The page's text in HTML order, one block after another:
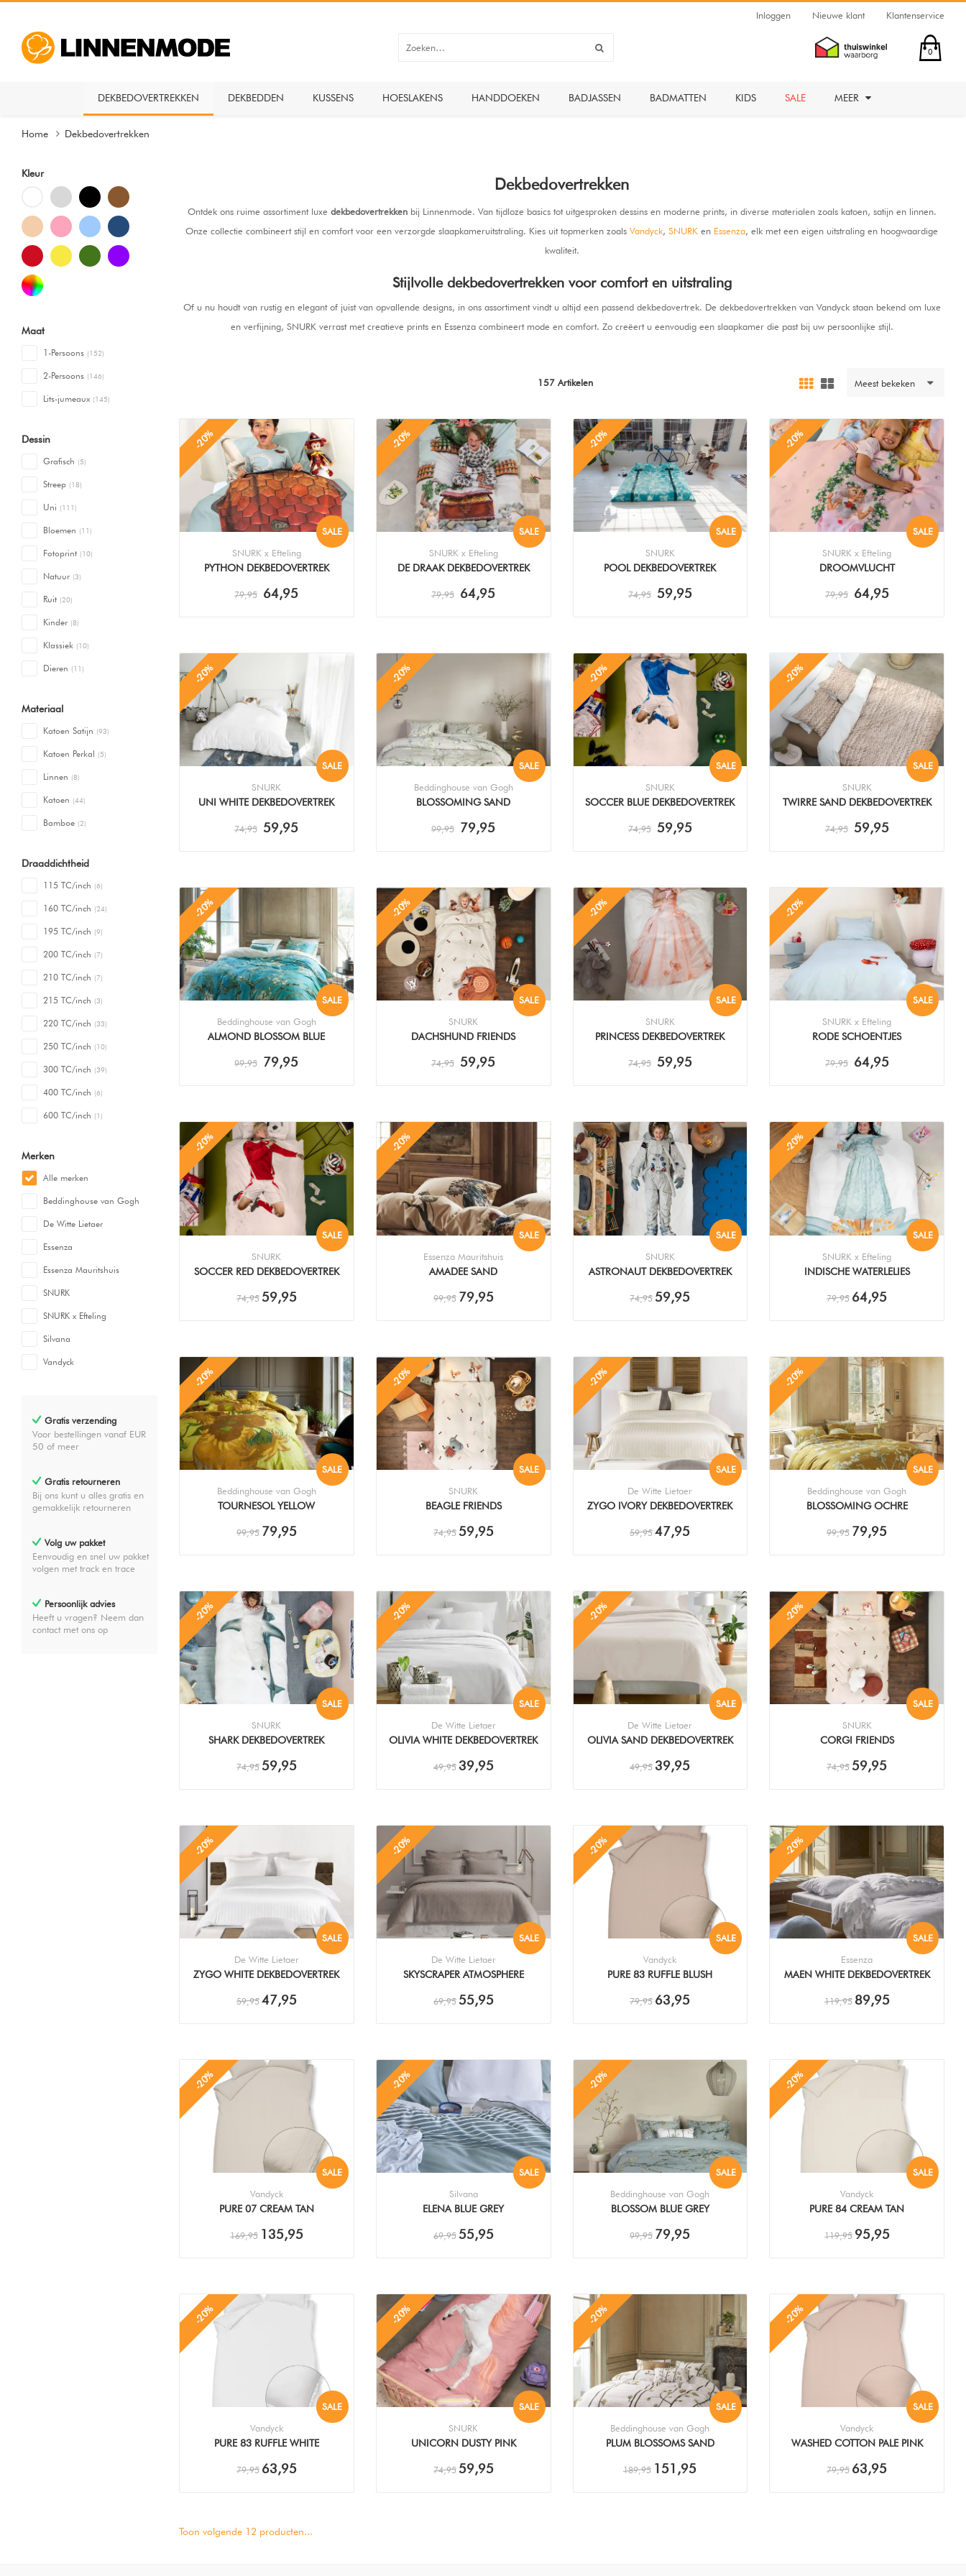
Inloggen Nieuwe klant Klantenservice
0
DEKBEDOVERTREKKEN DEKBEDDEN KUSSENS HOESLAKENS HANDDOEKEN BADJASSEN BADMATTEN KIDS SALE MEER
Home Dekbedovertrekken
Kleur
Maat
1-Persoons (152)
2-Persoons (146)
Lits-jumeaux (145)
Dessin
Grafisch (5)
Streep (18)
Uni (111)
Bloemen (11)
Fotoprint (10)
Natuur (3)
Ruit (20)
Kinder (8)
Klassiek (10)
Dieren (11)
Materiaal
Katoen Satijn (93)
Katoen Perkal (5)
Linnen (8)
Katoen (44)
Bamboe (2)
Draaddichtheid
115 TC/inch (6)
160 TC/inch (24)
195 TC/inch (9)
200 TC/inch (7)
210 TC/inch (7)
215 TC/inch (3)
220 TC/inch (33)
250 TC/inch (10)
300 TC/inch (39)
400 TC/inch (6)
600 TC/inch (1)
Merken
Alle merken
Beddinghouse van Gogh
De Witte Lietaer
Essenza
Essenza Mauritshuis
SNURK
SNURK x Efteling
Silvana
Vandyck
Gratis verzending
Voor bestellingen vanaf EUR
50 of meer
Gratis retourneren
Bij ons kunt u alles gratis en
gemakkelijk retourneren
Volg uw pakket
Eenvoudig en snel uw pakket
volgen met track en trace
Persoonlijk advies
Heeft u vragen? Neem dan
contact met ons op
Dekbedovertrekken
Ontdek ons ruime assortiment luxe dekbedovertrekkenbij Linnenmode. Van tijdloze basics tot uitgesproken dessins en moderne prints, in diverse materialen zoals katoen, satijn en linnen.
Onze collectie combineert stijl en comfort voor een verzorgde slaapkameruitstraling. Kies uit topmerken zoals Vandyck, SNURK en Essenza, elk met een eigen uitstraling en hoogwaardige
kwaliteit.
Stijlvolle dekbedovertrekken voor comfort en uitstraling
Of u nu houdt van rustig en elegant of juist van opvallende designs, in ons assortiment vindt u altijd een passend dekbedovertrek. De dekbedovertrekken van Vandyck staan bekend om luxe
en verfijning, SNURK verrast met creatieve prints en Essenza combineert mode en comfort. Zo creëert u eenvoudig een slaapkamer die past bij uw persoonlijke stijl.
157 Artikelen Meest bekeken
SALE
-20%
SNURK x Efteling
PYTHON DEKBEDOVERTREK
79,95 64,95
SALE
-20%
SNURK x Efteling
DE DRAAK DEKBEDOVERTREK
79,95 64,95
SALE
-20%
SNURK
POOL DEKBEDOVERTREK
74,95 59,95
SALE
-20%
SNURK x Efteling
DROOMVLUCHT
79,95 64,95
SALE
-20%
SNURK
UNI WHITE DEKBEDOVERTREK
74,95 59,95
SALE
-20%
Beddinghouse van Gogh
BLOSSOMING SAND
99,95 79,95
SALE
-20%
SNURK
SOCCER BLUE DEKBEDOVERTREK
74,95 59,95
SALE
-20%
SNURK
TWIRRE SAND DEKBEDOVERTREK
74,95 59,95
SALE
-20%
Beddinghouse van Gogh
ALMOND BLOSSOM BLUE
99,95 79,95
SALE
-20%
SNURK
DACHSHUND FRIENDS
74,95 59,95
SALE
-20%
SNURK
PRINCESS DEKBEDOVERTREK
74,95 59,95
SALE
-20%
SNURK x Efteling
RODE SCHOENTJES
79,95 64,95
SALE
-20%
SNURK
SOCCER RED DEKBEDOVERTREK
74,95 59,95
SALE
-20%
Essenza Mauritshuis
AMADEE SAND
99,95 79,95
SALE
SNURK
ASTRONAUT DEKBEDOVERTREK
74,95 59,95
SALE
-20%
SNURK x Efteling
INDISCHE WATERLELIES
79,95 64,95
SALE
-20%
Beddinghouse van Gogh
TOURNESOL YELLOW
99,95 79,95
SALE
-20%
SNURK
BEAGLE FRIENDS
74,95 59,95
SALE
-20%
De Witte Lietaer
ZYGO IVORY DEKBEDOVERTREK
59,95 47,95
SALE
-20%
Beddinghouse van Gogh
BLOSSOMING OCHRE
99,95 79,95
SALE
-20%
SNURK
SHARK DEKBEDOVERTREK
74,95 59,95
SALE
-20%
De Witte Lietaer
OLIVIA WHITE DEKBEDOVERTREK
49,95 39,95
SALE
-20%
De Witte Lietaer
OLIVIA SAND DEKBEDOVERTREK
49,95 39,95
SALE
-20%
SNURK
CORGI FRIENDS
74,95 59,95
SALE
-20%
De Witte Lietaer
ZYGO WHITE DEKBEDOVERTREK
59,95 47,95
SALE
-20%
De Witte Lietaer
SKYSCRAPER ATMOSPHERE
69,95 55,95
SALE
-20%
Vandyck
PURE 83 RUFFLE BLUSH
79,95 63,95
SALE
-20%
Essenza
MAEN WHITE DEKBEDOVERTREK
119,95 89,95
SALE
-20%
Vandyck
PURE 07 CREAM TAN
169,95 135,95
SALE
-20%
Silvana
ELENA BLUE GREY
69,95 55,95
SALE
-20%
Beddinghouse van Gogh
BLOSSOM BLUE GREY
99,95 79,95
SALE
-20%
Vandyck
PURE 84 CREAM TAN
119,95 95,95
SALE
-20%
Vandyck
PURE 83 RUFFLE WHITE
79,95 63,95
SALE
-20%
SNURK
UNICORN DUSTY PINK
74,95 59,95
SALE
-20%
Beddinghouse van Gogh
PLUM BLOSSOMS SAND
189,95 151,95
SALE
-20%
Vandyck
WASHED COTTON PALE PINK
79,95 63,95
Toon volgende 12 producten...